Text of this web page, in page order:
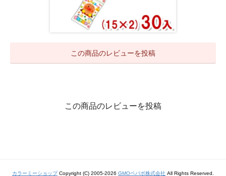
この商品のレビューを投稿
この商品のレビューを投稿
カラーミーショップCopyright (C) 2005-2026 GMOペパボ株式会社 All Rights Reserved.